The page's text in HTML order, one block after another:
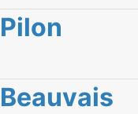
Pilon
Beauvais